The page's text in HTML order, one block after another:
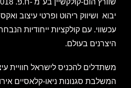
שוורץ הום-קולקשיין בע"מ -ח.פ. 510426018
יבוא ושיווק ריהוט ופרטי עיצוב
עכשווי. עם קולקציות ייחודיות
היצרנים בעולם.
משתדלים להכניס לישראל חוויית
המשלבת סגנונות ניאו-קלאסיים